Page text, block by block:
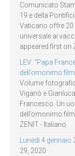
Comunicato
19 e della
Vaticano offre 20
universale ai
appeared first on
LEV: “Papa
dell’omonimo
Volume
Viganò e
Francesco. Un
dell’omonimo
ZENIT - Italiano.
Lunedì 4
29, 2020